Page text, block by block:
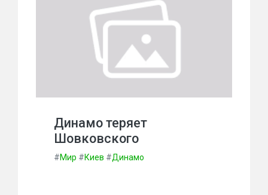
Динамо теряет
Шовковского
#Мир #Киев #Динамо